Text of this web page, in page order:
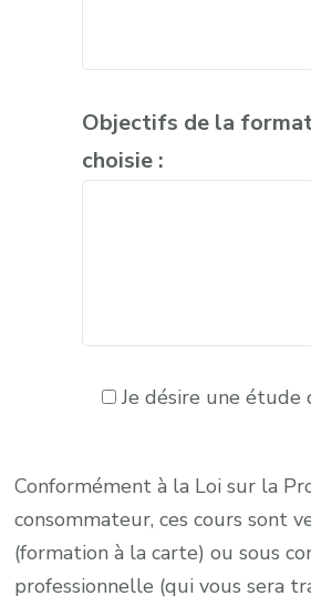
Objectifs de la
choisie :
Je désire une étude
Conformément à la Loi sur la
consommateur, ces cours sont
(formation à la carte) ou sous
professionnelle (qui vous sera